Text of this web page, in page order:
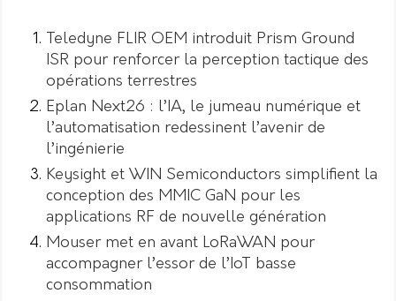
Teledyne FLIR OEM introduit Prism Ground
ISR pour renforcer la perception tactique des
opérations terrestres
Eplan Next26 : l’IA, le jumeau numérique et
l’automatisation redessinent l’avenir de
l’ingénierie
Keysight et WIN Semiconductors simplifient la
conception des MMIC GaN pour les
applications RF de nouvelle génération
Mouser met en avant LoRaWAN pour
accompagner l’essor de l’IoT basse
consommation